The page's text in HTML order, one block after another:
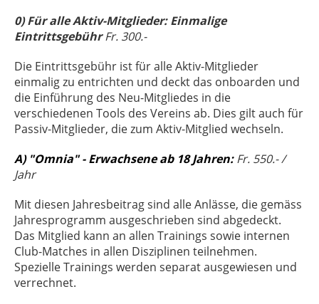
0) Für alle Aktiv-Mitglieder: Einmalige
EintrittsgebührFr. 300.-
Die Eintrittsgebühr ist für alle Aktiv-Mitglieder
einmalig zu entrichten und deckt das onboarden und
die Einführung des Neu-Mitgliedes in die
verschiedenen Tools des Vereins ab. Dies gilt auch für
Passiv-Mitglieder, die zum Aktiv-Mitglied wechseln.
A) "Omnia" - Erwachsene ab 18 Jahren: Fr. 550.- /
Jahr
Mit diesen Jahresbeitrag sind alle Anlässe, die gemäss
Jahresprogramm ausgeschrieben sind abgedeckt.
Das Mitglied kann an allen Trainings sowie internen
Club-Matches in allen Disziplinen teilnehmen.
Spezielle Trainings werden separat ausgewiesen und
verrechnet.